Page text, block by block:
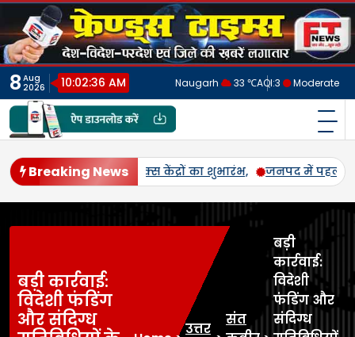
Skip
content
8 Aug
2026
10:02:39 AM Naugarh 33 ℃AQI:3 Moderate
फ्रेंड्स टाइम्स
Breaking News
एमएसपी पर होगी उड़द-मूंग की खरीद, सलोन के कमालगंज व धरई
बड़ी कार्रवाई:
विदेशी फंडिंग
और संदिग्ध
उत्तर
संत
बड़ी
कार्रवाई:
विदेशी
फंडिंग और
संदिग्ध